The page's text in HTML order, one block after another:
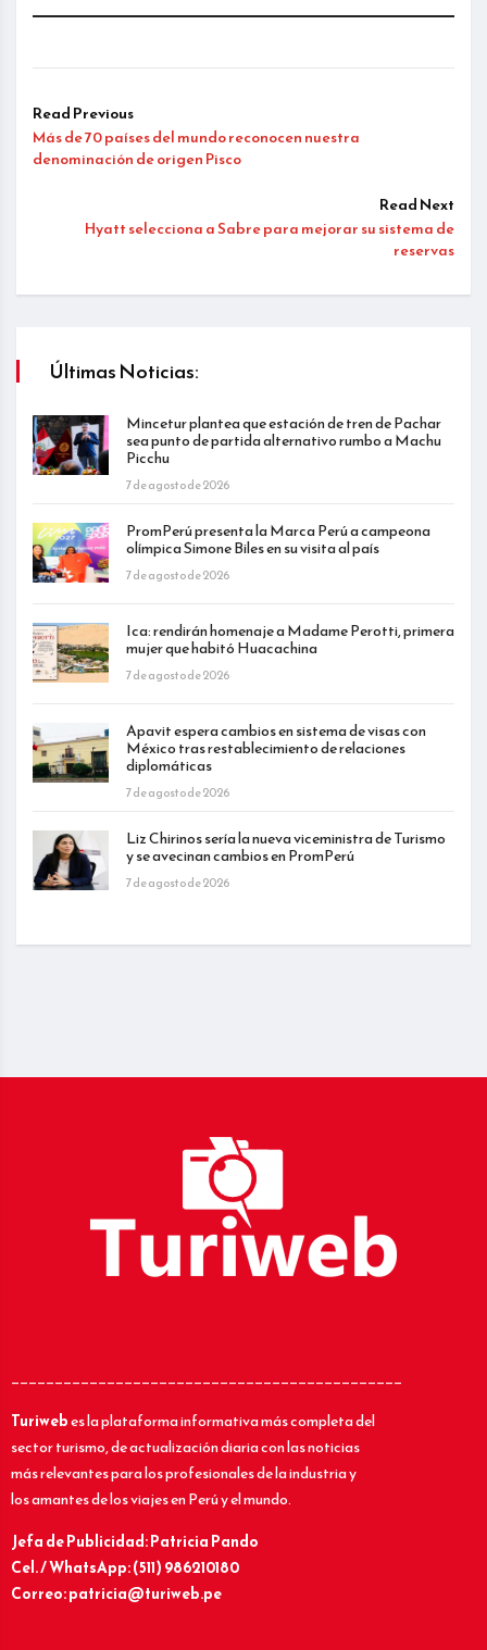
Read Previous
Más de 70 países del mundo reconocen nuestra
denominación de origen Pisco
Read Next
Hyatt selecciona a Sabre para mejorar su sistema de
reservas
Últimas Noticias:
Mincetur plantea que estación de tren de Pachar
sea punto de partida alternativo rumbo a Machu
Picchu
7 de agosto de 2026
PromPerú presenta la Marca Perú a campeona
olímpica Simone Biles en su visita al país
7 de agosto de 2026
Ica: rendirán homenaje a Madame Perotti, primera
mujer que habitó Huacachina
7 de agosto de 2026
Apavit espera cambios en sistema de visas con
México tras restablecimiento de relaciones
diplomáticas
7 de agosto de 2026
Liz Chirinos sería la nueva viceministra de Turismo
y se avecinan cambios en PromPerú
7 de agosto de 2026
_____________________________________________
Turiwebes la plataforma informativa más completa del
sector turismo, de actualización diaria con las noticias
más relevantes para los profesionales de la industria y
los amantes de los viajes en Perú y el mundo.
Jefa de Publicidad: Patricia Pando
Cel. / WhatsApp: (511) 986210180
Correo: patricia@turiweb.pe